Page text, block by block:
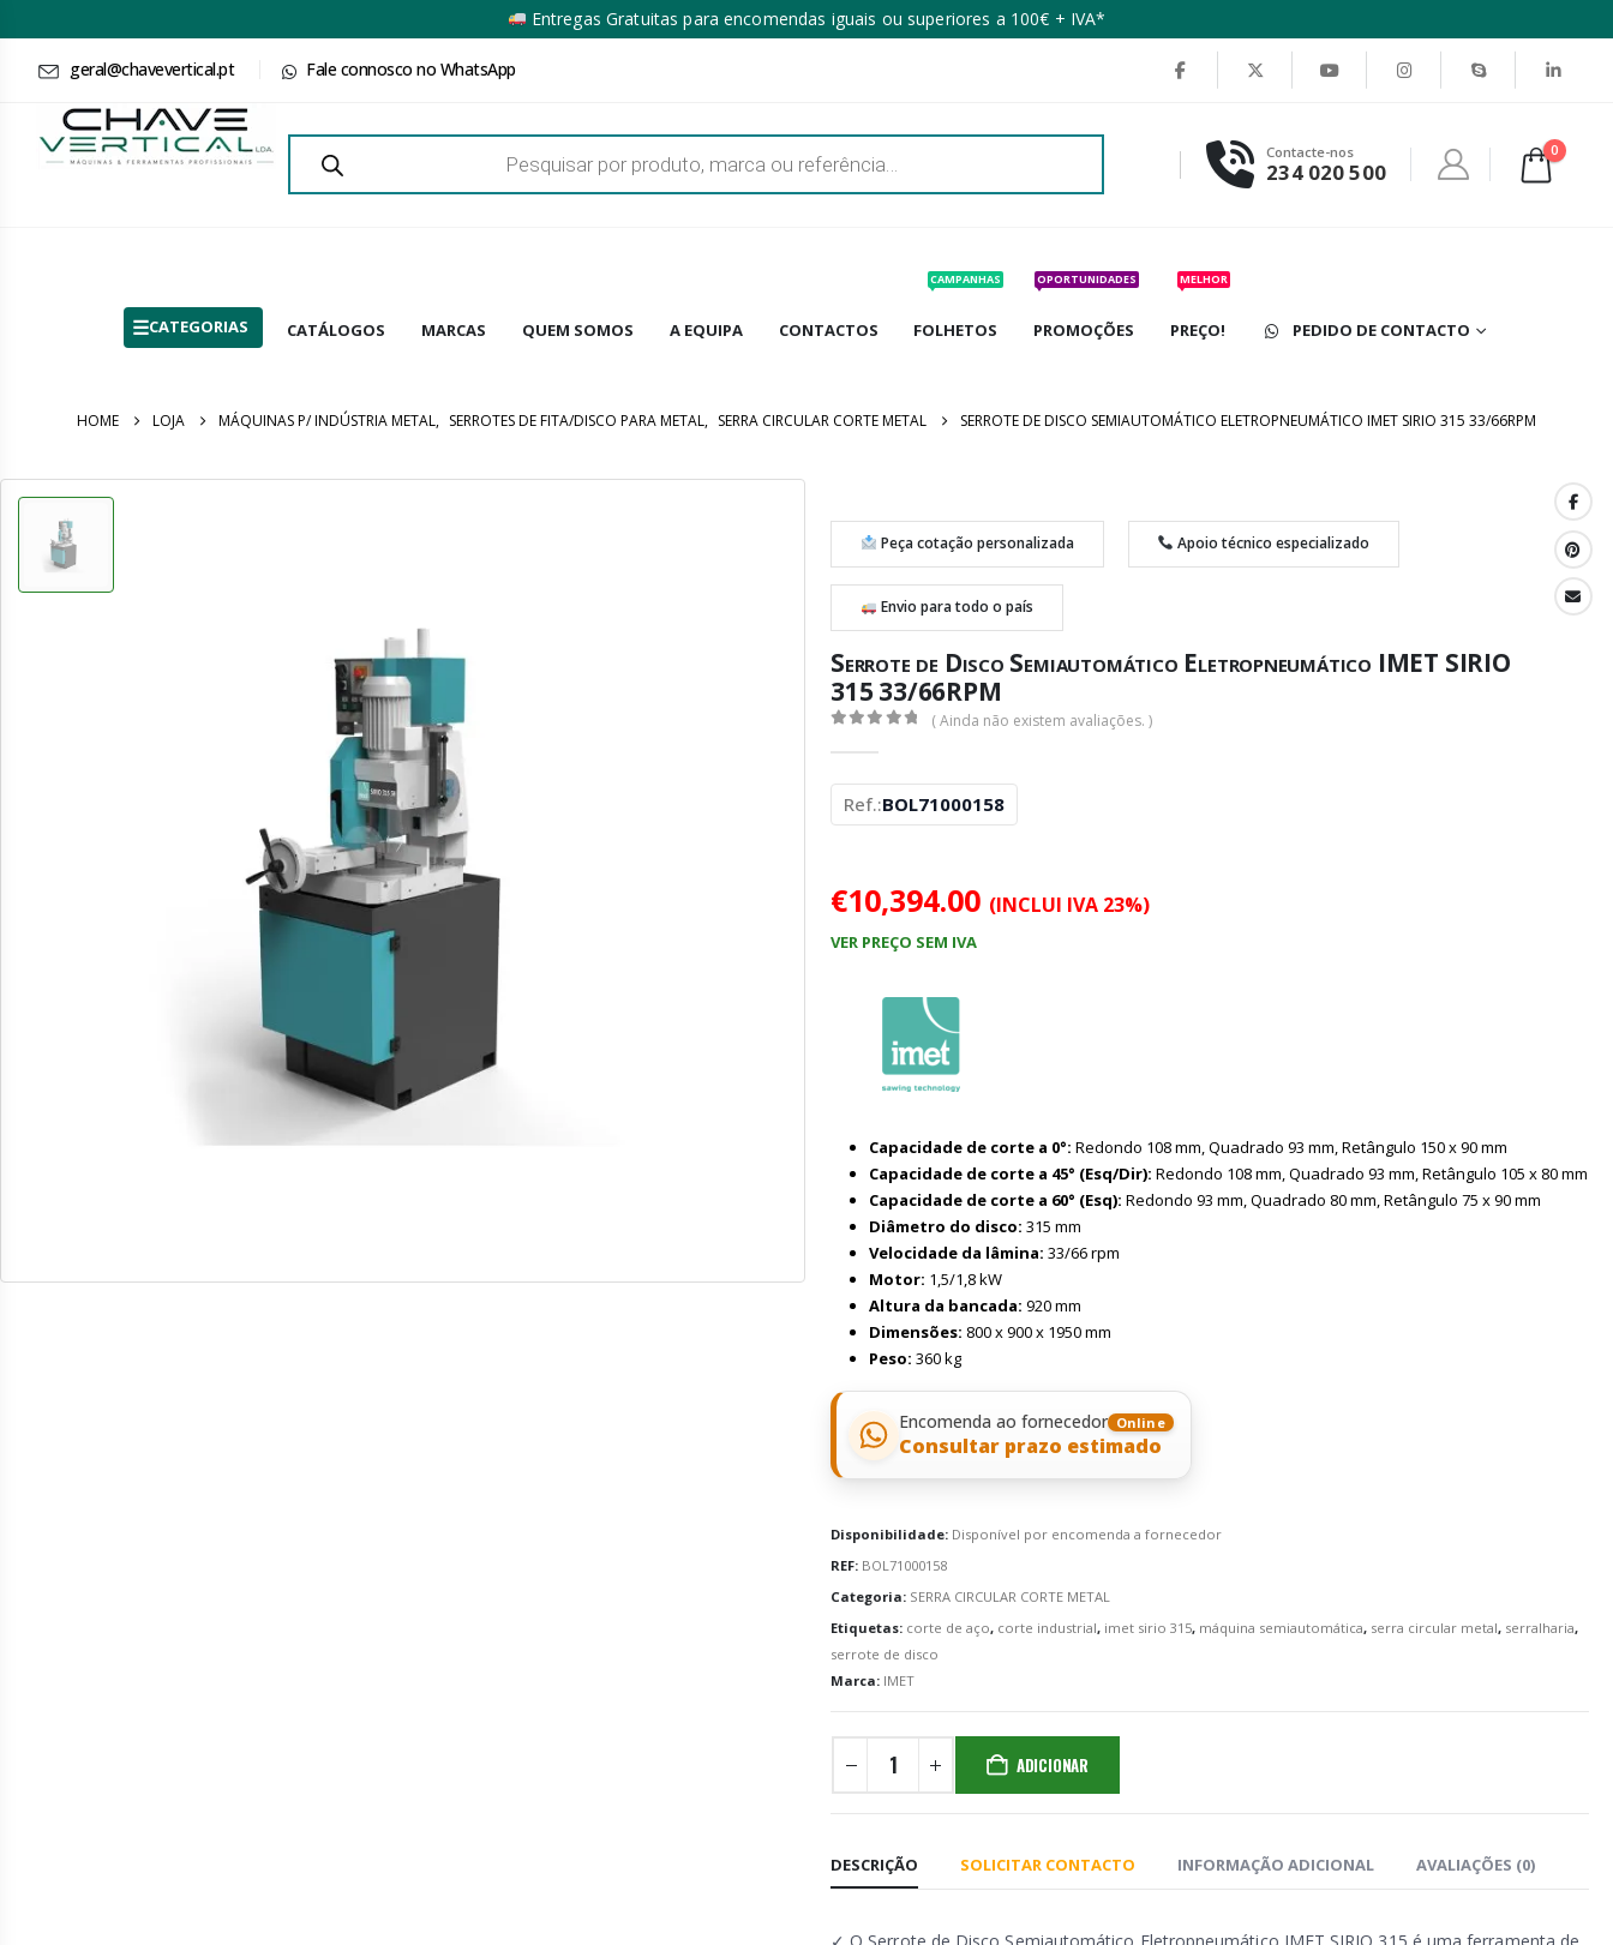
Entregas Gratuitas para encomendas iguais ou superiores a 100€ + IVA*
geral@chavevertical.pt Fale connosco no WhatsApp
Products
search Contacte-nos
234 020 500
0
CATEGORIAS CATÁLOGOS MARCAS QUEM SOMOS A EQUIPA CONTACTOS FOLHETOS
CAMPANHAS
PROMOÇÕES
OPORTUNIDADES
PREÇO!
MELHOR
PEDIDO DE CONTACTO
HOME LOJA MÁQUINAS P/ INDÚSTRIA METAL, SERROTES DE FITA/DISCO PARA METAL, SERRA CIRCULAR CORTE METAL SERROTE DE DISCO SEMIAUTOMÁTICO ELETROPNEUMÁTICO IMET SIRIO 315 33/66RPM
Peça cotação personalizada Apoio técnico especializado
Envio para todo o país
Serrote de Disco Semiautomático Eletropneumático IMET SIRIO
315 33/66RPM
( Ainda não existem avaliações. )
Ref.:BOL71000158
€10,394.00 (INCLUI IVA 23%)
VER PREÇO SEM IVA
Capacidade de corte a 0°: Redondo 108 mm, Quadrado 93 mm, Retângulo 150 x 90 mm
Capacidade de corte a 45° (Esq/Dir): Redondo 108 mm, Quadrado 93 mm, Retângulo 105 x 80 mm
Capacidade de corte a 60° (Esq): Redondo 93 mm, Quadrado 80 mm, Retângulo 75 x 90 mm
Diâmetro do disco: 315 mm
Velocidade da lâmina: 33/66 rpm
Motor: 1,5/1,8 kW
Altura da bancada: 920 mm
Dimensões: 800 x 900 x 1950 mm
Peso: 360 kg
Encomenda ao fornecedor Online
Consultar prazo estimado
Disponibilidade: Disponível por encomenda a fornecedor
REF: BOL71000158
Categoria: SERRA CIRCULAR CORTE METAL
Etiquetas: corte de aço, corte industrial, imet sirio 315, máquina semiautomática, serra circular metal, serralharia,
serrote de disco
Marca: IMET
ADICIONAR
DESCRIÇÃO SOLICITAR CONTACTO INFORMAÇÃO ADICIONAL AVALIAÇÕES (0)